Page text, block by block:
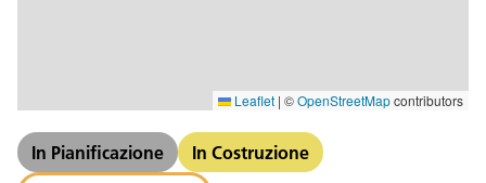
Leaflet | ©OpenStreetMapcontributors
In Pianificazione
In Costruzione